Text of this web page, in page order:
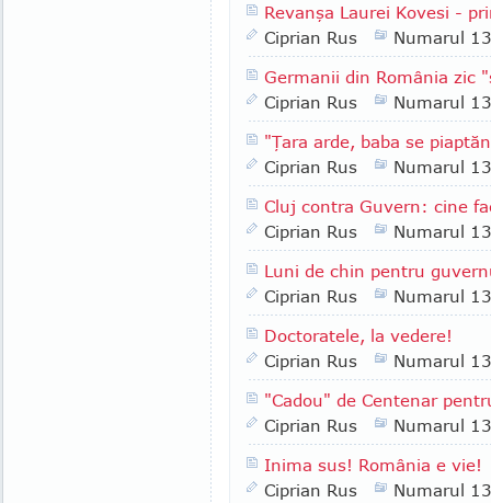
Revanşa Laurei Kovesi -
Ciprian Rus
Numarul
Germanii din România zic
Ciprian Rus
Numarul
"Ţara arde, baba se
Ciprian Rus
Numarul
Cluj contra Guvern: cine
Ciprian Rus
Numarul
Luni de chin pentru
Ciprian Rus
Numarul
Doctoratele, la vedere!
Ciprian Rus
Numarul
"Cadou" de Centenar
Ciprian Rus
Numarul
Inima sus! România e vie!
Ciprian Rus
Numarul